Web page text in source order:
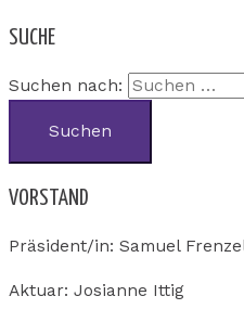
SUCHE
Suchen nach:
VORSTAND
Präsident/in: Samuel
Aktuar: Josianne Ittig